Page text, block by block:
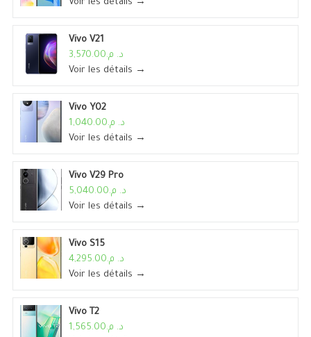
Voir les détails →
Vivo V21
د. م.3,570.00
Voir les détails →
Vivo Y02
د. م.1,040.00
Voir les détails →
Vivo V29 Pro
د. م.5,040.00
Voir les détails →
Vivo S15
د. م.4,295.00
Voir les détails →
Vivo T2
د. م.1,565.00